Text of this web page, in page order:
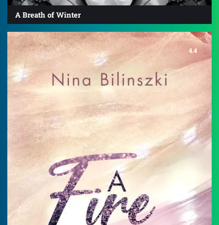
A Breath of Winter
4.4